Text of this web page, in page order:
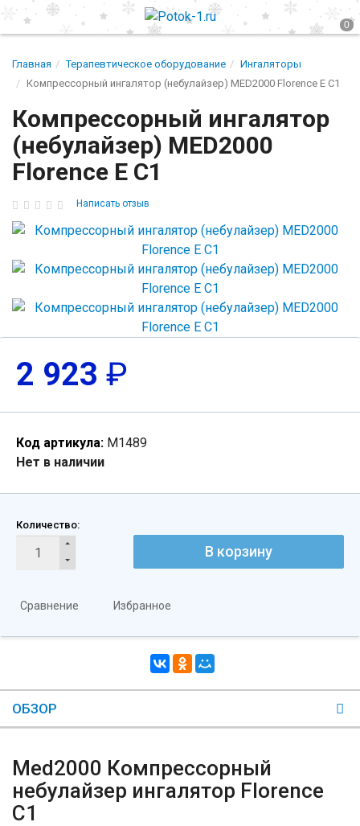
Главная Терапевтическое оборудование
Ингаляторы
Компрессорный ингалятор (небулайзер) MED2000 Florence E C1
Компрессорный ингалятор
(небулайзер) MED2000
Florence E C1
Написать отзыв
2 923 ₽
Код артикула: M1489
Нет в наличии
Количество:
В корзину
Сравнение Избранное
ОБЗОР
Med2000 Компрессорный
небулайзер ингалятор Florence
C1